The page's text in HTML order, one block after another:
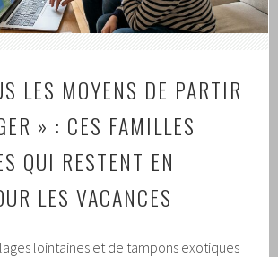
LES MOYENS DE PARTIR
» : CES FAMILLES
QUI RESTENT EN
LES VACANCES
lointaines et de tampons exotiques